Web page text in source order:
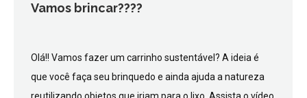
Vamos brincar????
Olá!! Vamos fazer um carrinho sustentável? A ideia é
que você faça seu brinquedo e ainda ajuda a natureza